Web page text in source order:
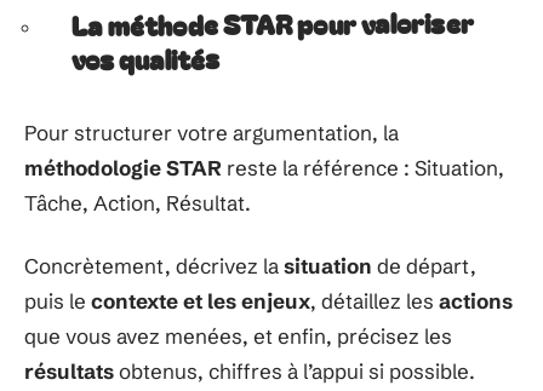
La méthode STAR pour valoriser
vos qualités
Pour structurer votre argumentation, la
méthodologie STAR reste la référence : Situation,
Tâche, Action, Résultat.
Concrètement, décrivez lasituation de départ,
puis le contexte et les enjeux, détaillez les actions
que vous avez menées, et enfin, précisez les
résultatsobtenus, chiffres à l’appui si possible.